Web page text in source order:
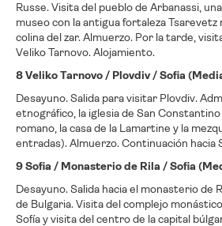
Russe. Visita del pueblo de Arbanassi,
museo con la antigua fortaleza Tsarevetz
colina del zar. Almuerzo. Por la tarde,
Veliko Tarnovo. Alojamiento.
8 Veliko Tarnovo / Plovdiv / Sofia
Desayuno. Salida para visitar Plovdiv.
etnográfico, la iglesia de San
romano, la casa de la Lamartine y la
entradas). Almuerzo. Continuación hacia
9 Sofia / Monasterio de Rila / Sofia
Desayuno. Salida hacia el monasterio de
de Bulgaria. Visita del complejo
Sofía y visita del centro de la capital